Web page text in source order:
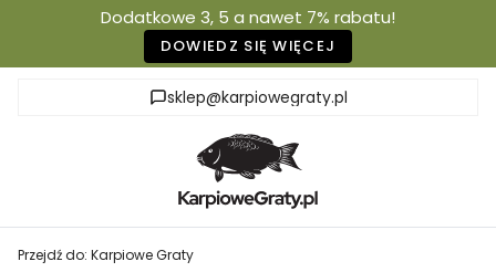
Dodatkowe 3, 5 a nawet 7% rabatu!
DOWIEDZ SIĘ WIĘCEJ
sklep@karpiowegraty.pl
Przejdź do: Karpiowe Graty